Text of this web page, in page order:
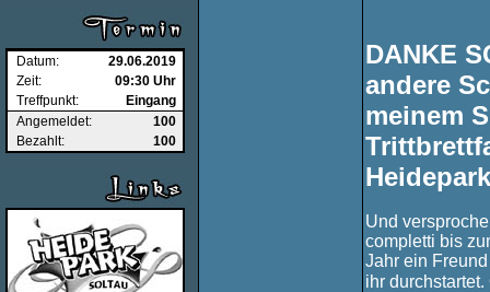
Datum:
29.06.2019
Zeit:
09:30 Uhr
Treffpunkt:
Eingang
Angemeldet:
100
Bezahlt:
100
DANKE
andere
meinem
Und
completti bis
Jahr ein
ihr